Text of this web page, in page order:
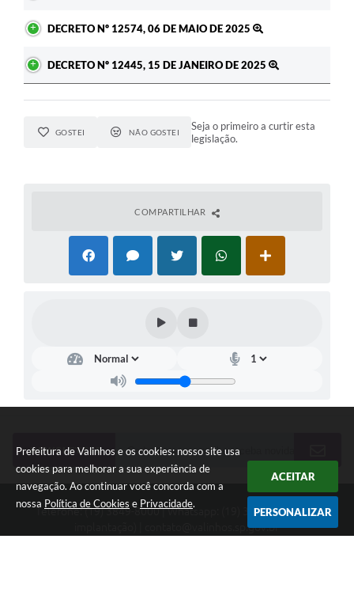
Prefeitura de Valinhos e os cookies: nosso site usa
cookies para melhorar a sua experiência de
navegação. Ao continuar você concorda com a
nossa Política de Cookies e Privacidade.
ACEITAR
PERSONALIZAR
DECRETO Nº 12574, 06 DE MAIO DE 2025
DECRETO Nº 12445, 15 DE JANEIRO DE 2025
GOSTEI NÃO GOSTEI
Seja o primeiro a curtir esta
legislação.
COMPARTILHAR
NEWSLETTER
Telefone: (19) 3849-8000 | Whatsapp: (19) 3859-7500 (em
implantação) | contato@valinhos.sp.gov.br